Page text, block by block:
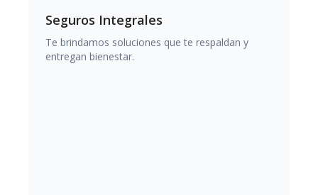
Seguros Integrales
Te brindamos soluciones que te respaldan y
entregan bienestar.